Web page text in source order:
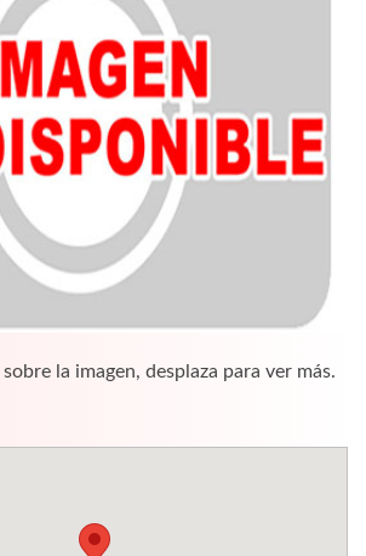
la imagen, desplaza para ver más.